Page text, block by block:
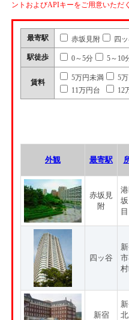
ントおよびAPIキーをご用意いただ
最寄駅 赤坂見附 四
駅徒歩 0～5分 5～10
賃料
5万円未満
5
11万円台
12
外観 最寄駅
赤坂見
附
目
四ッ谷
新宿